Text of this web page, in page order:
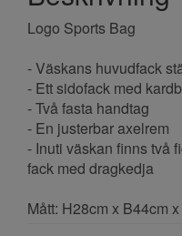
Logo Sports Bag
- Väskans huvudfack
- Ett sidofack med
- Två fasta handtag
- En justerbar axelrem
- Inuti väskan finns två
fack med dragkedja
Mått: H28cm x B44cm